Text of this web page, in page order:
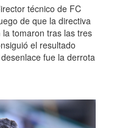
técnico de FC
de que la directiva
tomaron tras las tres
el resultado
fue la derrota